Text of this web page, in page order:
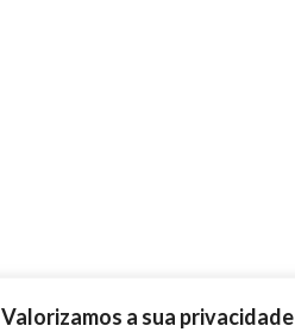
Valorizamos a sua privacidade